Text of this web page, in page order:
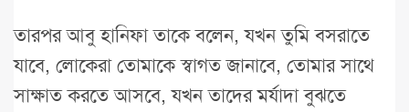
তারপর আবু হানিফা তাকে বলেন, যখন তুমি বসরাতে
যাবে, লোকেরা তোমাকে স্বাগত জানাবে, তোমার সাথে
সাক্ষাত করতে আসবে, যখন তাদের মর্যাদা বুঝতে